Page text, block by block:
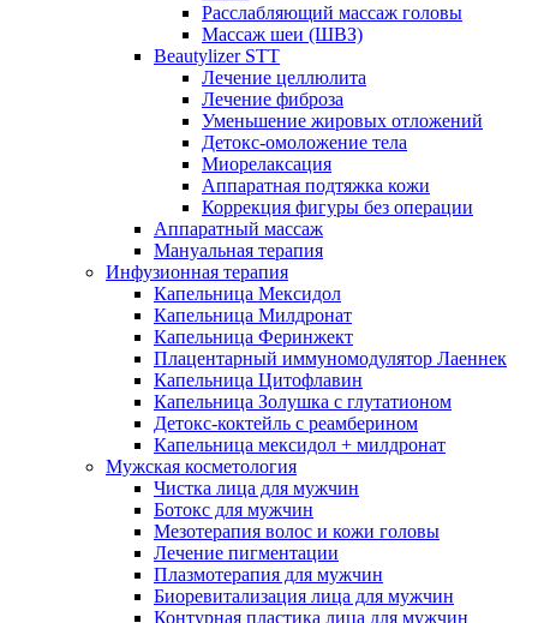
Расслабляющий массаж головы
Массаж шеи (ШВЗ)
Beautylizer STT
Лечение целлюлита
Лечение фиброза
Уменьшение жировых отложений
Детокс-омоложение тела
Миорелаксация
Аппаратная подтяжка кожи
Коррекция фигуры без операции
Аппаратный массаж
Мануальная терапия
Инфузионная терапия
Капельница Мексидол
Капельница Милдронат
Капельница Феринжект
Плацентарный иммуномодулятор Лаеннек
Капельница Цитофлавин
Капельница Золушка с глутатионом
Детокс-коктейль с реамберином
Капельница мексидол + милдронат
Мужская косметология
Чистка лица для мужчин
Ботокс для мужчин
Мезотерапия волос и кожи головы
Лечение пигментации
Плазмотерапия для мужчин
Биоревитализация лица для мужчин
Контурная пластика лица для мужчин